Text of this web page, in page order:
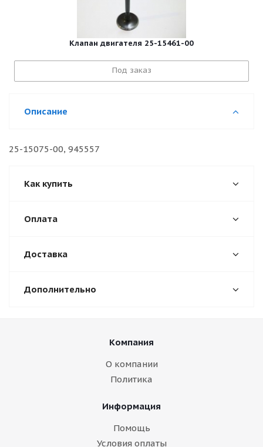
Клапан двигателя 25-15461-00
Под заказ
Описание
25-15075-00, 945557
Как купить
Оплата
Доставка
Дополнительно
Компания
О компании
Политика
Информация
Помощь
Условия оплаты